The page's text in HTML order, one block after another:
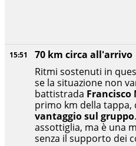
15:51
70 km circa all'arrivo
Ritmi sostenuti in
se la situazione non
battistrada Francisco
primo km della tappa,
vantaggio sul gruppo
assottiglia, ma è una
senza il supporto dei